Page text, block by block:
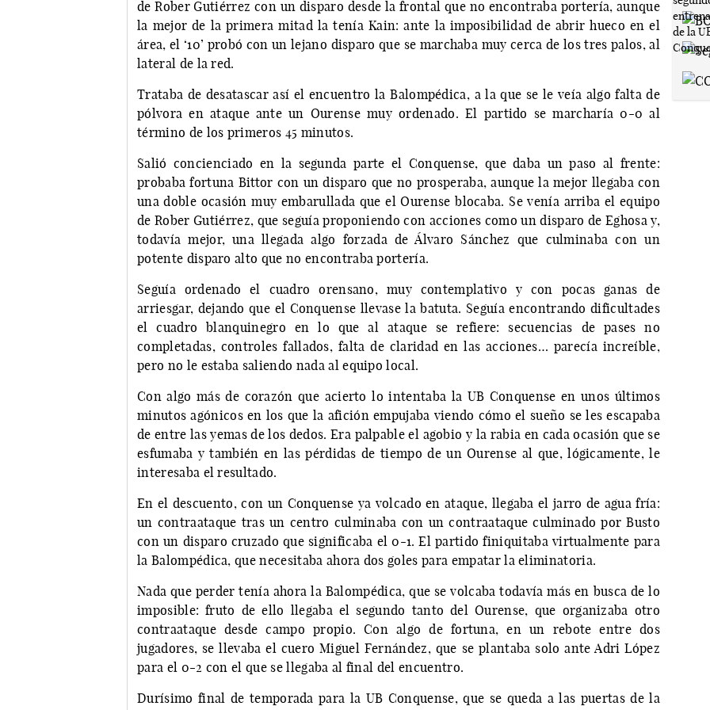
de Rober Gutiérrez con un disparo desde la frontal que no encontraba portería, aunque
la mejor de la primera mitad la tenía Kain: ante la imposibilidad de abrir hueco en el
área, el ‘10’ probó con un lejano disparo que se marchaba muy cerca de los tres palos, al
lateral de la red.
Trataba de desatascar así el encuentro la Balompédica, a la que se le veía algo falta de
pólvora en ataque ante un Ourense muy ordenado. El partido se marcharía 0-0 al
término de los primeros 45 minutos.
Salió concienciado en la segunda parte el Conquense, que daba un paso al frente:
probaba fortuna Bittor con un disparo que no prosperaba, aunque la mejor llegaba con
una doble ocasión muy embarullada que el Ourense blocaba. Se venía arriba el equipo
de Rober Gutiérrez, que seguía proponiendo con acciones como un disparo de Eghosa y,
todavía mejor, una llegada algo forzada de Álvaro Sánchez que culminaba con un
potente disparo alto que no encontraba portería.
Seguía ordenado el cuadro orensano, muy contemplativo y con pocas ganas de
arriesgar, dejando que el Conquense llevase la batuta. Seguía encontrando dificultades
el cuadro blanquinegro en lo que al ataque se refiere: secuencias de pases no
completadas, controles fallados, falta de claridad en las acciones… parecía increíble,
pero no le estaba saliendo nada al equipo local.
Con algo más de corazón que acierto lo intentaba la UB Conquense en unos últimos
minutos agónicos en los que la afición empujaba viendo cómo el sueño se les escapaba
de entre las yemas de los dedos. Era palpable el agobio y la rabia en cada ocasión que se
esfumaba y también en las pérdidas de tiempo de un Ourense al que, lógicamente, le
interesaba el resultado.
En el descuento, con un Conquense ya volcado en ataque, llegaba el jarro de agua fría:
un contraataque tras un centro culminaba con un contraataque culminado por Busto
con un disparo cruzado que significaba el 0-1. El partido finiquitaba virtualmente para
la Balompédica, que necesitaba ahora dos goles para empatar la eliminatoria.
Nada que perder tenía ahora la Balompédica, que se volcaba todavía más en busca de lo
imposible: fruto de ello llegaba el segundo tanto del Ourense, que organizaba otro
contraataque desde campo propio. Con algo de fortuna, en un rebote entre dos
jugadores, se llevaba el cuero Miguel Fernández, que se plantaba solo ante Adri López
para el 0-2 con el que se llegaba al final del encuentro.
Durísimo final de temporada para la UB Conquense, que se queda a las puertas de la